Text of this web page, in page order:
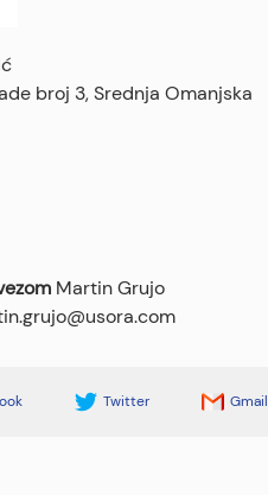
broj 3, Srednja Omanjska
Martin Grujo
Twitter Gmail